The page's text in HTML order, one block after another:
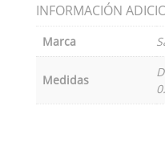
INFORMACIÓN
Marca
Medidas